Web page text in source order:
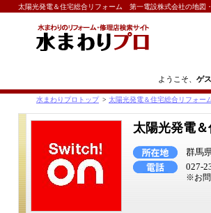
太陽光発電＆住宅総合リフォーム 第一電設株式会社の地図
ようこそ、 ゲ
水まわりプロトップ > 太陽光発電＆住宅総合リフォ
太陽光発電
群馬
027-
※お問